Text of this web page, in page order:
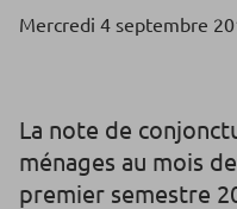
Mercredi 4 septembre
La note de
ménages au mois
premier semestre